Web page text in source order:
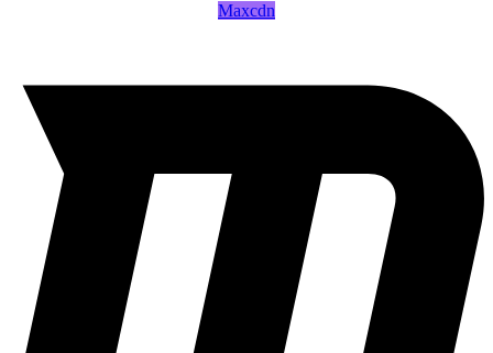
Maxcdn